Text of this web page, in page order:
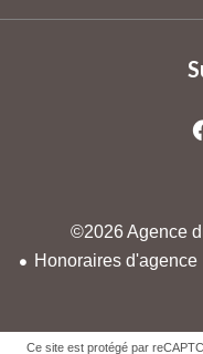
©2026 Agence
Honoraires d'agence
Ce site est protégé par